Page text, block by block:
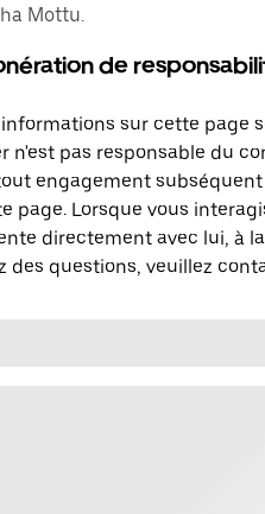
Mottu.
de
informations sur cette page
n'est pas responsable du
engagement
page. Lorsque vous
directement avec lui, à
des questions, veuillez